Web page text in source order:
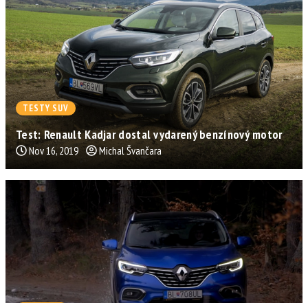
TESTY SUV
Test: Renault Kadjar dostal vydarený benzínový motor
Nov 16, 2019 Michal Švančara